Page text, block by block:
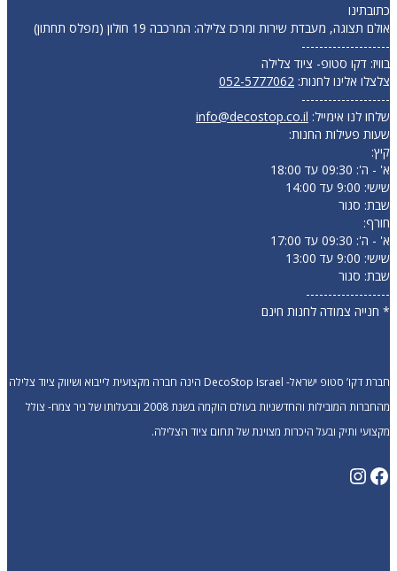
כתובתינו
אולם תצוגה, מעבדת שירות ומרכז צלילה: המרכבה 19 חולון (מפלס תחתון)
--------------------
בוויז: דקו סטופ- ציוד צלילה
צלצלו אלינו לחנות: 052-5777062
--------------------
שלחו לנו אימייל: info@decostop.co.il
שעות פעילות החנות:
קיץ:
א' - ה': 09:30 עד 18:00
שישי: 9:00 עד 14:00
שבת: סגור
חורף:
א' - ה': 09:30 עד 17:00
שישי: 9:00 עד 13:00
שבת: סגור
-------------------
* חנייה צמודה לחנות חינם
חברת דקו’ סטופ ישראל- DecoStop Israel הינה חברה מקצועית לייבוא ושיווק ציוד צלילה
מהחברות המובילות והחדשניות בעולם הוקמה בשנת 2008 ובבעלותו של ניר צמח- צולל
מקצועי ותיק ובעל היכרות מצוינת של תחום ציוד הצלילה.
Facebook
Instagram